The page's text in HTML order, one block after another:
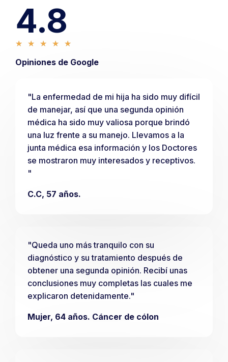
4.8
★ ★ ★ ★ ★
Opiniones de Google
"La enfermedad de mi hija ha sido muy difícil
de manejar, así que una segunda opinión
médica ha sido muy valiosa porque brindó
una luz frente a su manejo. Llevamos a la
junta médica esa información y los Doctores
se mostraron muy interesados y receptivos.
"
C.C, 57 años.
"Queda uno más tranquilo con su
diagnóstico y su tratamiento después de
obtener una segunda opinión. Recibí unas
conclusiones muy completas las cuales me
explicaron detenidamente."
Mujer, 64 años. Cáncer de cólon